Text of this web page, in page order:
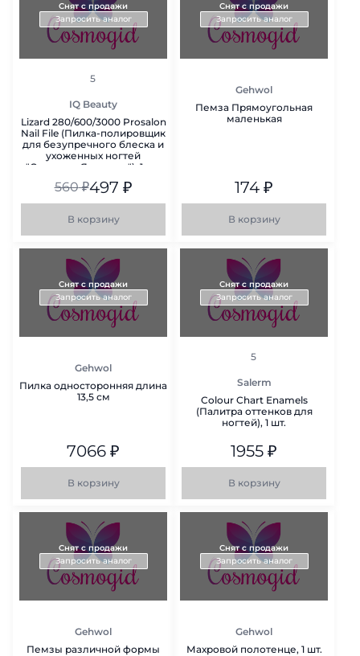
Снят с продажи
Запросить аналог
рейтинг
5
IQ Beauty
Lizard 280/600/3000 Prosalon
Nail File (Пилка-полировщик
для безупречного блеска и
ухоженных ногтей
"Сияющая Ящерица"), 1 шт.
560₽497 ₽
В корзину
Снят с продажи
Запросить аналог
Gehwol
Пемза Прямоугольная
маленькая
174 ₽
В корзину
Снят с продажи
Запросить аналог
Gehwol
Пилка односторонняя длина
13,5 см
7066 ₽
В корзину
Снят с продажи
Запросить аналог
рейтинг
5
Salerm
Colour Chart Enamels
(Палитра оттенков для
ногтей), 1 шт.
1955 ₽
В корзину
Снят с продажи
Запросить аналог
Gehwol
Пемзы различной формы
Снят с продажи
Запросить аналог
Gehwol
Махровой полотенце, 1 шт.